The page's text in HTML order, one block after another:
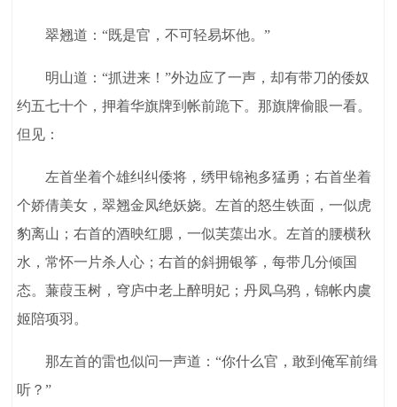
翠翘道：“既是官，不可轻易坏他。”
明山道：“抓进来！”外边应了一声，却有带刀的倭奴
约五七十个，押着华旗牌到帐前跪下。那旗牌偷眼一看。
但见：
左首坐着个雄纠纠倭将，绣甲锦袍多猛勇；右首坐着
个娇倩美女，翠翘金凤绝妖娆。左首的怒生铁面，一似虎
豹离山；右首的酒映红腮，一似芙蕖出水。左首的腰横秋
水，常怀一片杀人心；右首的斜拥银筝，每带几分倾国
态。蒹葭玉树，穹庐中老上醉明妃；丹凤乌鸦，锦帐内虞
姬陪项羽。
那左首的雷也似问一声道：“你什么官，敢到俺军前缉
听？”